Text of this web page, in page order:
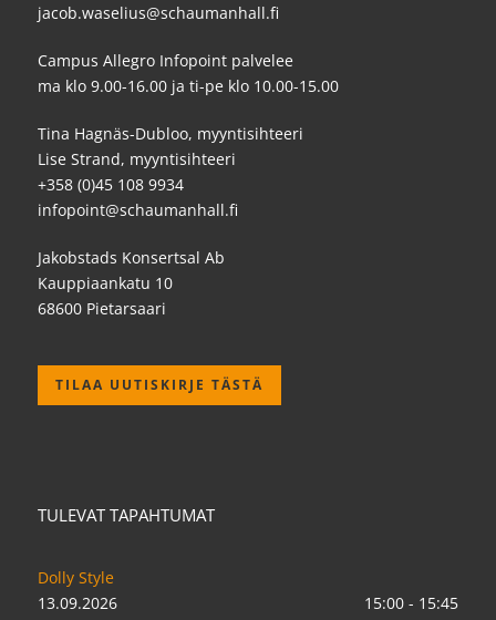
jacob.waselius@schaumanhall.fi
Campus Allegro Infopoint palvelee
ma klo 9.00-16.00 ja ti-pe klo 10.00-15.00
Tina Hagnäs-Dubloo, myyntisihteeri
Lise Strand, myyntisihteeri
+358 (0)45 108 9934
infopoint@schaumanhall.fi
Jakobstads Konsertsal Ab
Kauppiaankatu 10
68600 Pietarsaari
TILAA UUTISKIRJE TÄSTÄ
TULEVAT TAPAHTUMAT
Dolly Style
13.09.2026
15:00 - 15:45